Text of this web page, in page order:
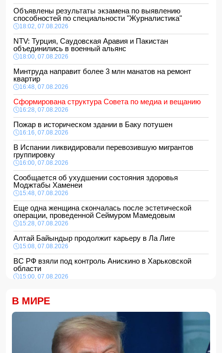
Объявлены результаты экзамена по выявлению
способностей по специальности "Журналистика"
18:02, 07.08.2026
NTV: Турция, Саудовская Аравия и Пакистан
объединились в военный альянс
18:00, 07.08.2026
Минтруда направит более 3 млн манатов на ремонт
квартир
16:48, 07.08.2026
Сформирована структура Совета по медиа и вещанию
16:28, 07.08.2026
Пожар в историческом здании в Баку потушен
16:16, 07.08.2026
В Испании ликвидировали перевозившую мигрантов
группировку
16:00, 07.08.2026
Сообщается об ухудшении состояния здоровья
Моджтабы Хаменеи
15:48, 07.08.2026
Еще одна женщина скончалась после эстетической
операции, проведенной Сеймуром Мамедовым
15:28, 07.08.2026
Алтай Байындыр продолжит карьеру в Ла Лиге
15:08, 07.08.2026
ВС РФ взяли под контроль Анискино в Харьковской
области
15:00, 07.08.2026
14:48, 07.08.2026
По делу Arzum 9999 назначена повторная комплексная
14:40, 07.08.2026
ЕС ввел новые санкции против России
В МИРЕ